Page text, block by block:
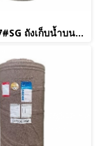
CA2000E7#SG ถังเก็บน้ำบนดิน 2,000 L รุ่น Breeze สีเทาประกาย